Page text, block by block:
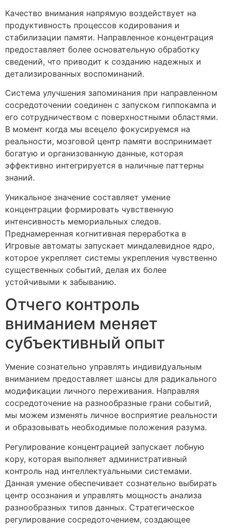
Качество внимания напрямую воздействует на
продуктивность процессов кодирования и
стабилизации памяти. Направленное концентрация
предоставляет более основательную обработку
сведений, что приводит к созданию надежных и
детализированных воспоминаний.
Система улучшения запоминания при направленном
сосредоточении соединен с запуском гиппокампа и
его сотрудничеством с поверхностными областями.
В момент когда мы всецело фокусируемся на
реальности, мозговой центр памяти воспринимает
богатую и организованную данные, которая
эффективно интегрируется в наличные паттерны
знаний.
Уникальное значение составляет умение
концентрации формировать чувственную
интенсивность мемориальных следов.
Преднамеренная когнитивная переработка в
Игровые автоматы запускает миндалевидное ядро,
которое укрепляет системы укрепления чувственно
существенных событий, делая их более
устойчивыми к забыванию.
Отчего контроль
вниманием меняет
субъективный опыт
Умение сознательно управлять индивидуальным
вниманием предоставляет шансы для радикального
модификации личного переживания. Направляя
сосредоточение на разнообразные грани событий,
мы можем изменять личное восприятие реальности
и образовывать необходимые положения разума.
Регулирование концентрацией запускает лобную
кору, которая выполняет административный
контроль над интеллектуальными системами.
Данная умение обеспечивает сознательно выбирать
центр осознания и управлять мощность анализа
разнообразных типов данных. Стратегическое
регулирование сосредоточением, создающее